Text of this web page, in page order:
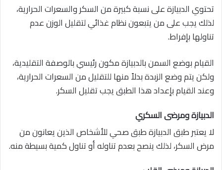
تحتوي الدبيازة على نسبة كبيرة من السكر والسعرات الحرارية،
لذلك يجب على من يتبعون نظام غذائي لتقليل الوزن عدم
تناولها بإفراط.
القيام بوضع السمن بالدبيازة مكون رئيسي بالوصفة التقليدية،
ولكن يتم وضع الزبدة بدلاً منها للتقليل من السعرات الحرارية،
وعند القيام بإعداد هذا الطبق يجب تقليل السكر.
الدبيازة ومرضى السكري
لا يعتبر طبق الدبيازة طبق صحي للأشخاص الذين يعانون من
مرض السكر، لذلك ينصح بعدم تناوله أو تناول كمية بسيطة منه.